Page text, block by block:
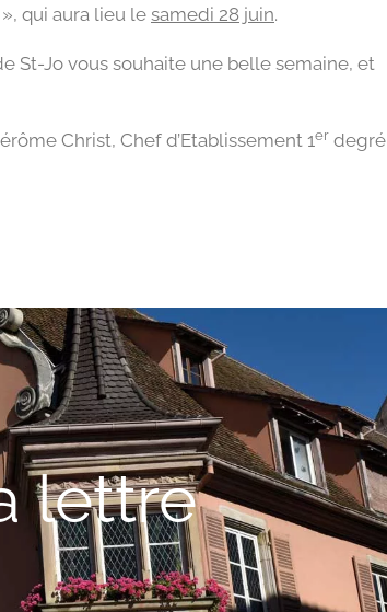
qui aura lieu lesamedi 28 juin.
St-Jo vous souhaite une belle semaine, et
Christ, Chef d’Etablissement 1er degré
lettre